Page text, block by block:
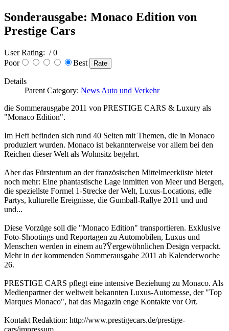
Sonderausgabe: Monaco Edition von
Prestige Cars
User Rating: / 0
Poor
Best
Details
Parent Category: News Auto und Verkehr
die Sommerausgabe 2011 von PRESTIGE CARS & Luxury als
"Monaco Edition".
Im Heft befinden sich rund 40 Seiten mit Themen, die in Monaco
produziert wurden. Monaco ist bekannterweise vor allem bei den
Reichen dieser Welt als Wohnsitz begehrt.
Aber das Fürstentum an der französischen Mittelmeerküste bietet
noch mehr: Eine phantastische Lage inmitten von Meer und Bergen,
die speziellste Formel 1-Strecke der Welt, Luxus-Locations, edle
Partys, kulturelle Ereignisse, die Gumball-Rallye 2011 und und
und...
Diese Vorzüge soll die "Monaco Edition" transportieren. Exklusive
Foto-Shootings und Reportagen zu Automobilen, Luxus und
Menschen werden in einem au?Ÿergewöhnlichen Design verpackt.
Mehr in der kommenden Sommerausgabe 2011 ab Kalenderwoche
26.
PRESTIGE CARS pflegt eine intensive Beziehung zu Monaco. Als
Medienpartner der weltweit bekannten Luxus-Automesse, der "Top
Marques Monaco", hat das Magazin enge Kontakte vor Ort.
Kontakt Redaktion: http://www.prestigecars.de/prestige-
cars/impressum